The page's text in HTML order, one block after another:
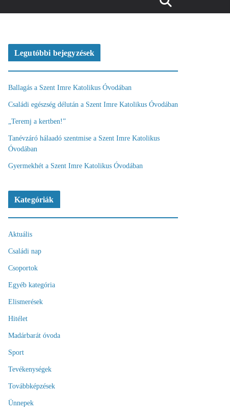
Legutóbbi bejegyzések
Ballagás a Szent Imre Katolikus Óvodában
Családi egészség délután a Szent Imre Katolikus Óvodában
„Teremj a kertben!”
Tanévzáró hálaadó szentmise a Szent Imre Katolikus
Óvodában
Gyermekhét a Szent Imre Katolikus Óvodában
Kategóriák
Aktuális
Családi nap
Csoportok
Egyéb kategória
Elismerések
Hitélet
Madárbarát óvoda
Sport
Tevékenységek
Továbbképzések
Ünnepek